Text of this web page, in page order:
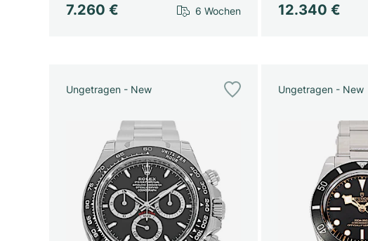
7.260 € 6 Wochen 12.340 €
Ungetragen - New Ungetragen - New